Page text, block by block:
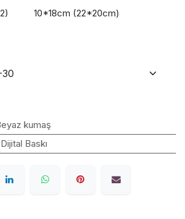
10*18cm (22*20cm)
kumaş
Dijital Baskı